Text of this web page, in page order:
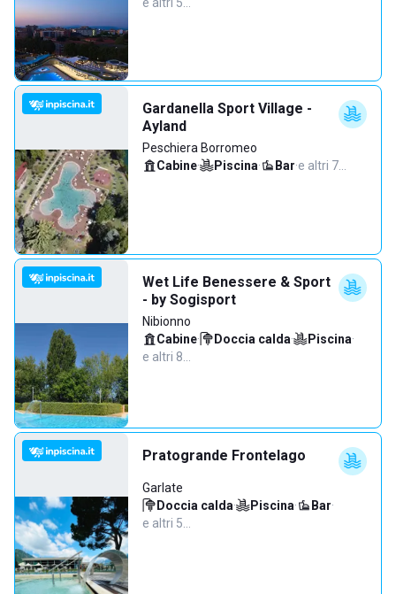
Gardanella Sport Village -
Ayland
Peschiera Borromeo
Cabine· Piscina· Bar·e altri 7…
Wet Life Benessere & Sport
- by Sogisport
Nibionno
Cabine· Doccia calda· Piscina·
e altri 8…
Pratogrande Frontelago
Garlate
Doccia calda· Piscina· Bar·
e altri 5…